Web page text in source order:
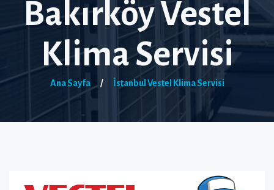
Bakırköy Vestel
Klima Servisi
Ana Sayfa / İstanbul Vestel Klima Servisi